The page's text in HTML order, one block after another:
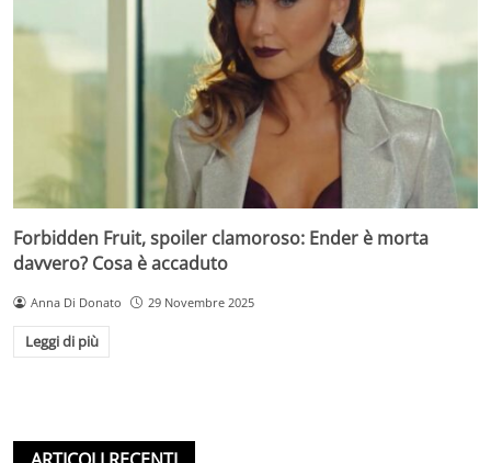
Forbidden Fruit, spoiler clamoroso: Ender è morta
davvero? Cosa è accaduto
Anna Di Donato 29 Novembre 2025
Leggi di più